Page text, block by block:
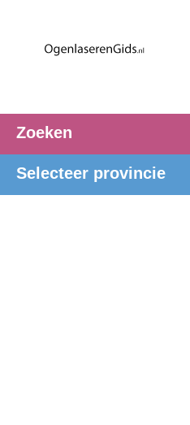
Zoeken
Selecteer provincie